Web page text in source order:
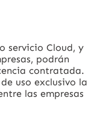
servicio Cloud, y
podrán
contratada.
uso exclusivo la
las empresas